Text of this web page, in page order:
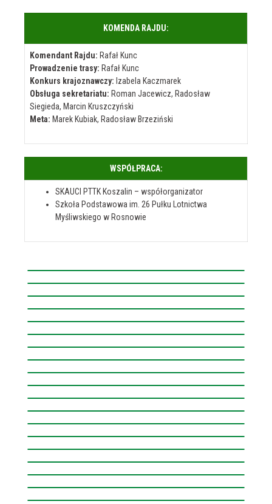
KOMENDA RAJDU:
Komendant Rajdu: Rafał Kunc
Prowadzenie trasy: Rafał Kunc
Konkurs krajoznawczy: Izabela Kaczmarek
Obsługa sekretariatu: Roman Jacewicz, Radosław
Siegieda, Marcin Kruszczyński
Meta: Marek Kubiak, Radosław Brzeziński
WSPÓŁPRACA:
SKAUCI PTTK Koszalin – współorganizator
Szkoła Podstawowa im. 26 Pułku Lotnictwa
Myśliwskiego w Rosnowie